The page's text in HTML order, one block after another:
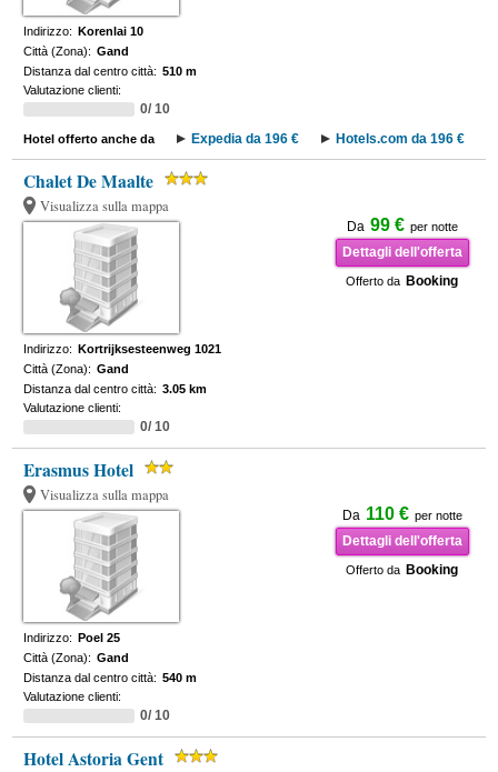
Indirizzo: Korenlai 10
Città (Zona): Gand
Distanza dal centro città: 510 m
Valutazione clienti:
0/ 10
Hotel offerto anche da Expedia da 196 € Hotels.com da 196 €
Chalet De Maalte
Visualizza sulla mappa
Da 99 € per notte
Dettagli dell'offerta
Offerto da Booking
Indirizzo: Kortrijksesteenweg 1021
Città (Zona): Gand
Distanza dal centro città: 3.05 km
Valutazione clienti:
0/ 10
Erasmus Hotel
Visualizza sulla mappa
Da 110 € per notte
Dettagli dell'offerta
Offerto da Booking
Indirizzo: Poel 25
Città (Zona): Gand
Distanza dal centro città: 540 m
Valutazione clienti:
0/ 10
Hotel Astoria Gent